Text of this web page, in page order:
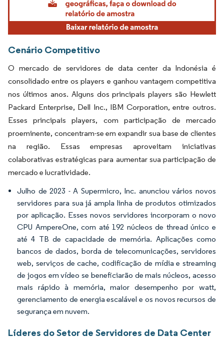
Cenário Competitivo
O mercado de servidores de data center da Indonésia é
consolidado entre os players e ganhou vantagem competitiva
nos últimos anos. Alguns dos principais players são Hewlett
Packard Enterprise, Dell Inc., IBM Corporation, entre outros.
Esses principais players, com participação de mercado
proeminente, concentram-se em expandir sua base de clientes
na região. Essas empresas aproveitam iniciativas
colaborativas estratégicas para aumentar sua participação de
mercado e lucratividade.
Julho de 2023 - A Supermicro, Inc. anunciou vários novos
servidores para sua já ampla linha de produtos otimizados
por aplicação. Esses novos servidores incorporam o novo
CPU AmpereOne, com até 192 núcleos de thread único e
até 4 TB de capacidade de memória. Aplicações como
bancos de dados, borda de telecomunicações, servidores
web, serviços de cache, codificação de mídia e streaming
de jogos em vídeo se beneficiarão de mais núcleos, acesso
mais rápido à memória, maior desempenho por watt,
gerenciamento de energia escalável e os novos recursos de
segurança em nuvem.
Líderes do Setor de Servidores de Data Center